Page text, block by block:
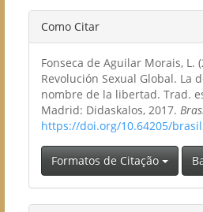
do
artigo
principal
Detalhes
do
artigo
Como Citar
Fonseca de Aguilar Morais, L.
Revolución Sexual Global. La
nombre de la libertad. Trad.
Madrid: Didaskalos, 2017.
https://doi.org/10.64205/
Formatos de Citação